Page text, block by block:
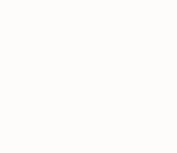
het natuurpark Krka, proef
kleurrijke markten en
de vele mooie stranden.
10.